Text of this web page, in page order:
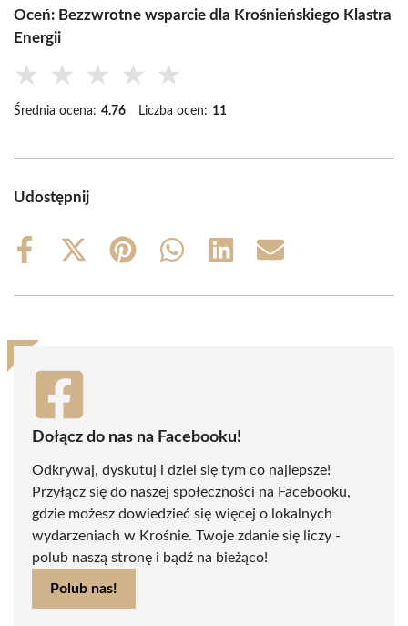
Oceń: Bezzwrotne wsparcie dla Krośnieńskiego Klastra
Energii
★ ★ ★ ★ ★
Średnia ocena: 4.76 Liczba ocen: 11
Udostępnij
Share
Share
(Twitter)
Share
Share
Share
Share
Dołącz do nas na Facebooku!
Odkrywaj, dyskutuj i dziel się tym co najlepsze!
Przyłącz się do naszej społeczności na Facebooku,
gdzie możesz dowiedzieć się więcej o lokalnych
wydarzeniach w Krośnie. Twoje zdanie się liczy -
polub naszą stronę i bądź na bieżąco!
Polub nas!